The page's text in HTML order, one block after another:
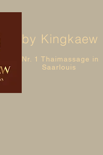
by Kingkaew
Nr. 1 Thaimassage in
Saarlouis